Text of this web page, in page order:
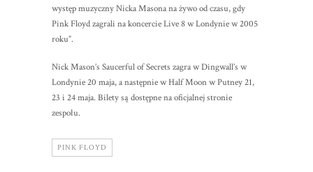
występ muzyczny Nicka Masona na żywo od czasu, gdy
Pink Floyd zagrali na koncercie Live 8 w Londynie w 2005
roku”.
Nick Mason’s Saucerful of Secrets zagra w Dingwall’s w
Londynie 20 maja, a następnie w Half Moon w Putney 21,
23 i 24 maja. Bilety są dostępne na oficjalnej stronie
zespołu.
PINK FLOYD